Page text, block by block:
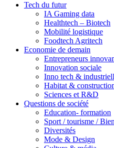
Tech du futur
IA Gaming data
Healthtech – Biotech
Mobilité logistique
Foodtech Agritech
Economie de demain
Entrepreneurs
Innovation sociale
Inno tech &
Habitat &
Sciences et R&D
Questions de société
Education- formation
Sport / tourisme /
Diversités
Mode & Design